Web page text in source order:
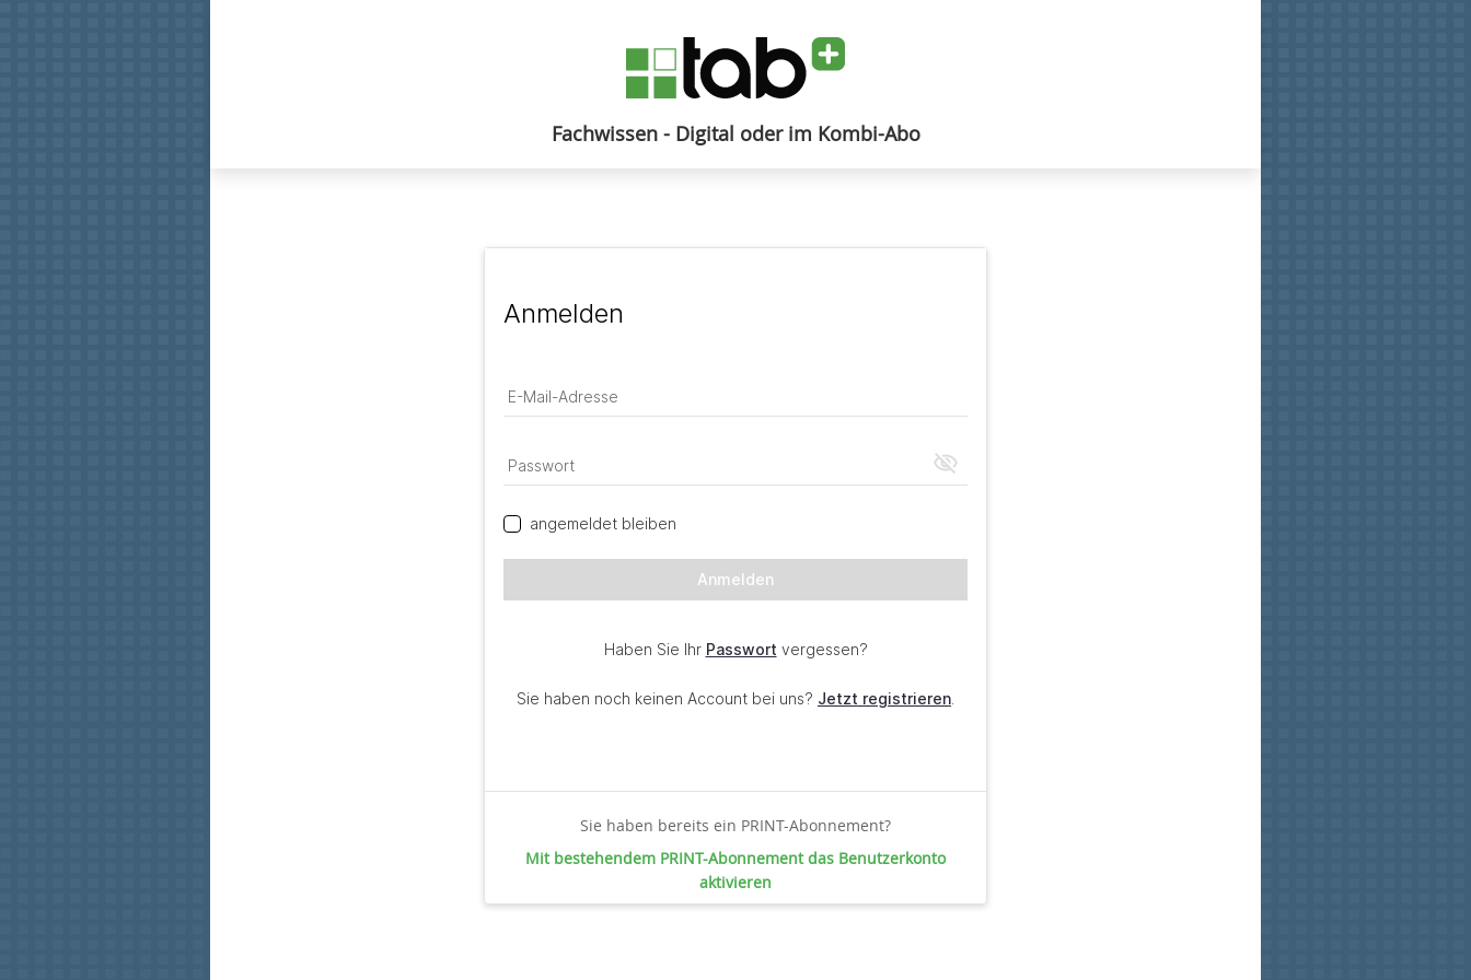
Fachwissen - Digital oder im Kombi-Abo
Sie haben bereits ein PRINT-Abonnement?
Mit bestehendem PRINT-Abonnement das Benutzerkonto
aktivieren